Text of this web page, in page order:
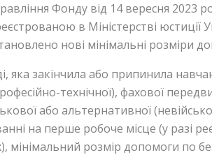
Фонду від 14 вересня 2023
в Міністерстві
нові мінімальні розміри
яка закінчила або припинила
технічної), фахової
або альтернативної
на перше робоче місце (у разі
мінімальний розмір допомоги по